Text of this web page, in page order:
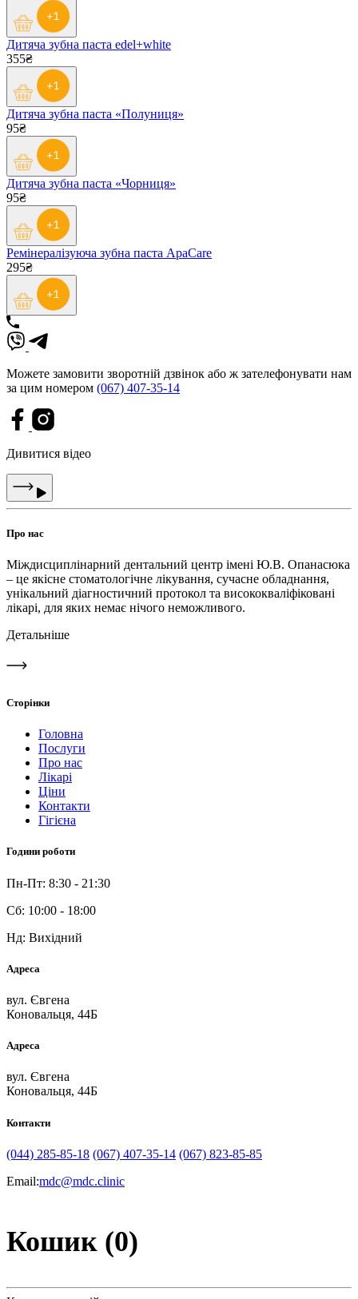
Дитяча зубна паста edel+white
355₴
Дитяча зубна паста «Полуниця»
95₴
Дитяча зубна паста «Чорниця»
95₴
Ремінералізуюча зубна паста ApaCare
295₴
Можете замовити зворотній дзвінок або ж зателефонувати нам
за цим номером (067) 407-35-14
Дивитися відео
Про нас
Міждисциплінарний дентальний центр імені Ю.В. Опанасюка
– це якісне стоматологічне лікування, сучасне обладнання,
унікальний діагностичний протокол та висококваліфіковані
лікарі, для яких немає нічого неможливого.
Детальніше
Сторінки
Головна
Послуги
Про нас
Лікарі
Ціни
Контакти
Гігієна
Години роботи
Пн-Пт: 8:30 - 21:30
Сб: 10:00 - 18:00
Нд: Вихідний
Адреса
вул. Євгена
Коновальця, 44Б
Адреса
вул. Євгена
Коновальця, 44Б
Контакти
(044) 285-85-18 (067) 407-35-14 (067) 823-85-85
Email:mdc@mdc.clinic
Кошик (0)